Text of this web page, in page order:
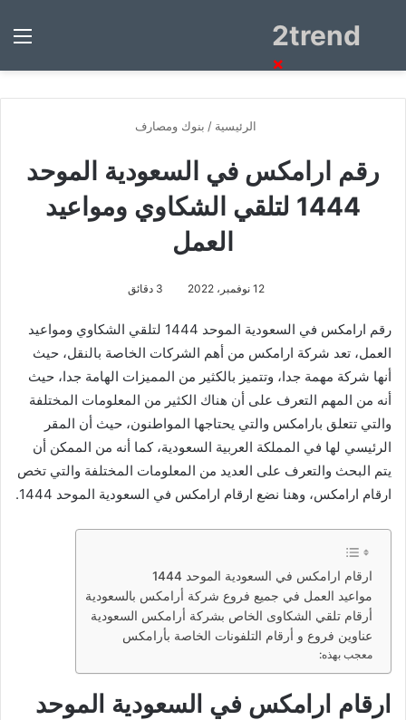
2trendبحث
الرئيسية / بنوك ومصارف
رقم ارامكس في السعودية الموحد
1444 لتلقي الشكاوي ومواعيد
العمل
12 نوفمبر، 2022
رقم ارامكس في السعودية الموحد 1444 لتلقي الشكاوي ومواعيد
العمل، تعد شركة ارامكس من أهم الشركات الخاصة بالنقل، حيث
أنها شركة مهمة جدا، وتتميز بالكثير من المميزات الهامة جدا، حيث
أنه من المهم التعرف على أن هناك الكثير من المعلومات المختلفة
والتي تتعلق بارامكس والتي يحتاجها المواطنون، حيث أن المقر
الرئيسي لها في المملكة العربية السعودية، كما أنه من الممكن أن
يتم البحث والتعرف على العديد من المعلومات المختلفة والتي تخص
ارقام ارامكس، وهنا نضع ارقام ارامكس في السعودية الموحد 1444.
ارقام ارامكس في السعودية الموحد 1444
مواعيد العمل في جميع فروع شركة أرامكس بالسعودية
أرقام تلقي الشكاوى الخاص بشركة أرامكس السعودية
عناوين فروع و أرقام التلفونات الخاصة بأرامكس
معجب بهذه:
ارقام ارامكس في السعودية الموحد
×